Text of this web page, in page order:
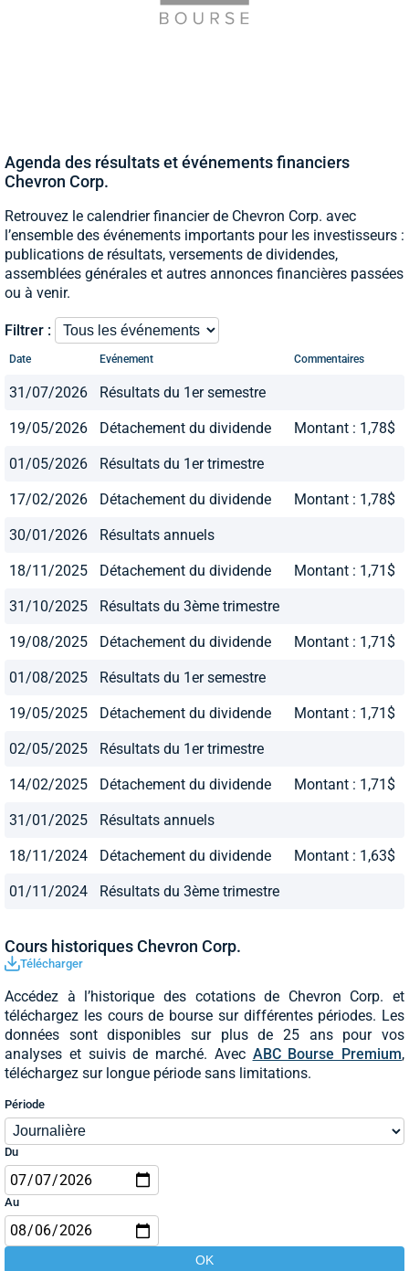
Agenda des résultats et événements financiers
Chevron Corp.
Retrouvez le calendrier financier de Chevron Corp. avec
l’ensemble des événements importants pour les investisseurs :
publications de résultats, versements de dividendes,
assemblées générales et autres annonces financières passées
ou à venir.
Filtrer :
Date Evénement Commentaires
31/07/2026 Résultats du 1er semestre
19/05/2026 Détachement du dividende Montant : 1,78$
01/05/2026 Résultats du 1er trimestre
17/02/2026 Détachement du dividende Montant : 1,78$
30/01/2026 Résultats annuels
18/11/2025 Détachement du dividende Montant : 1,71$
31/10/2025 Résultats du 3ème trimestre
19/08/2025 Détachement du dividende Montant : 1,71$
01/08/2025 Résultats du 1er semestre
19/05/2025 Détachement du dividende Montant : 1,71$
02/05/2025 Résultats du 1er trimestre
14/02/2025 Détachement du dividende Montant : 1,71$
31/01/2025 Résultats annuels
18/11/2024 Détachement du dividende Montant : 1,63$
01/11/2024 Résultats du 3ème trimestre
Cours historiques Chevron Corp.
Télécharger
Accédez à l’historique des cotations de Chevron Corp. et
téléchargez les cours de bourse sur différentes périodes. Les
données sont disponibles sur plus de 25 ans pour vos
analyses et suivis de marché. Avec ABC Bourse Premium,
téléchargez sur longue période sans limitations.
Période
Du
Au